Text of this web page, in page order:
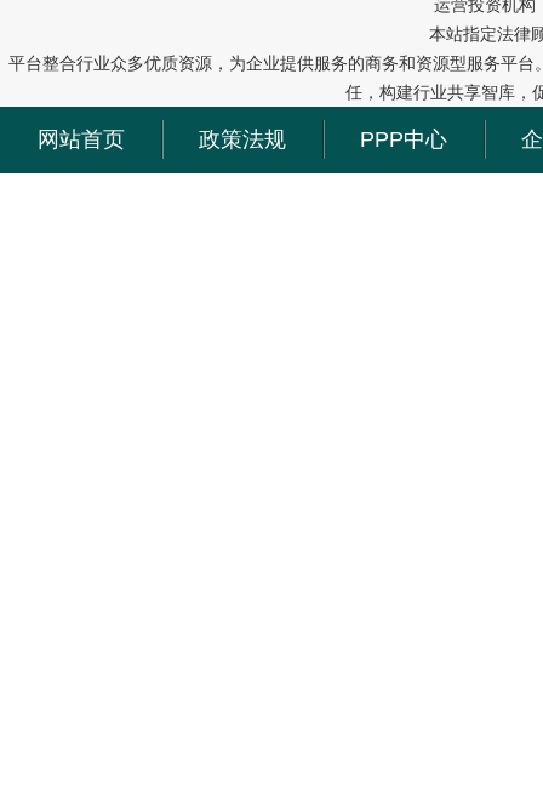
运营投资机构
本站指定法律
平台整合行业众多优质资源，为企业提供服务的商务和资源型服务平
任，构建行业共享智库，
网站首页 政策法规 PPP中心